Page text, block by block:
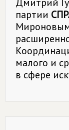
партии
малого и
в сфере